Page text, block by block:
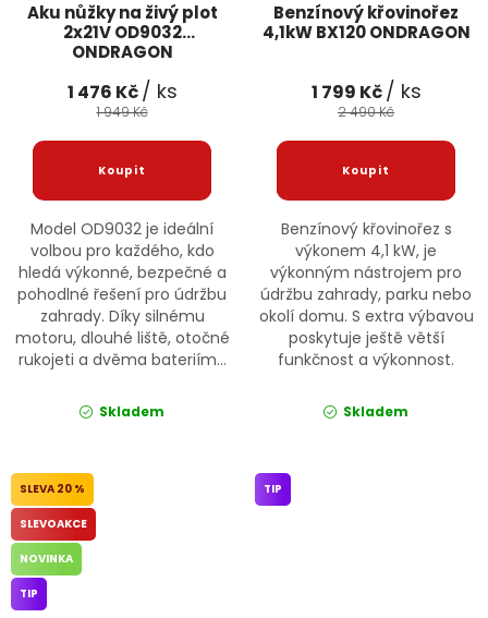
Aku nůžky na živý plot
2x21V OD9032
ONDRAGON
1 476 Kč/ ks
1 949 Kč
Model OD9032 je ideální
volbou pro každého, kdo
hledá výkonné, bezpečné a
pohodlné řešení pro údržbu
zahrady. Díky silnému
motoru, dlouhé liště, otočné
rukojeti a dvěma bateriím...
Skladem
Benzínový křovinořez
4,1kW BX120 ONDRAGON
1 799 Kč/ ks
2 490 Kč
Benzínový křovinořez s
výkonem 4,1 kW, je
výkonným nástrojem pro
údržbu zahrady, parku nebo
okolí domu. S extra výbavou
poskytuje ještě větší
funkčnost a výkonnost.
Skladem
20 %
SLEVOAKCE
NOVINKA
TIP
TIP